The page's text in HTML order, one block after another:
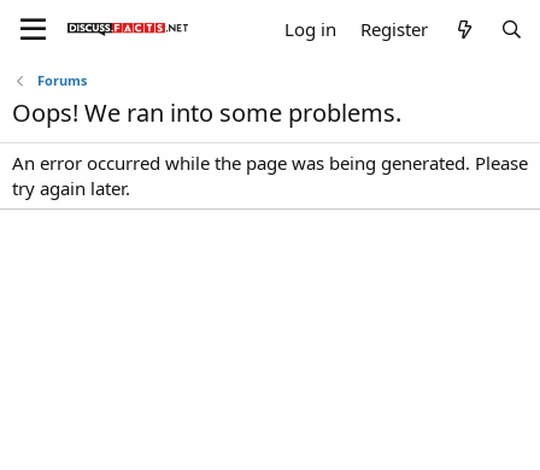
Log in Register
Forums
Oops! We ran into some problems.
An error occurred while the page was being generated. Please
try again later.